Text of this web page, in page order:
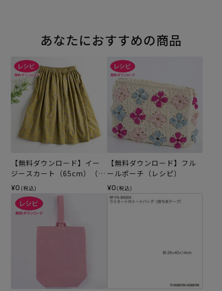
あなたにおすすめの商品
【無料ダウンロード】イー
ジースカート（65cm）（レ
シピ）
¥0 (税込)
【無料ダウンロード】フル
ールポーチ（レシピ）
¥0 (税込)